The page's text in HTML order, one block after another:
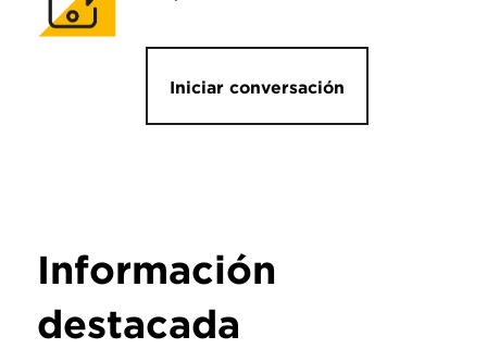
Iniciar conversación
Información
destacada